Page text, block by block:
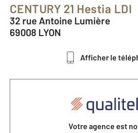
CENTURY 21 Hestia LDI
32 rue Antoine Lumière
69008 LYON
Afficher le
Votre agence est